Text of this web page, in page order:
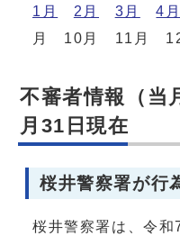
1月 2月 3月 4月
月 10月 11月 12
不審者情報（当
月31日現在
桜井警察署が行
桜井警察署は、令